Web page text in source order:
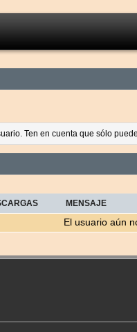
Ten en cuenta que sólo
MENSAJE
El usuario aún